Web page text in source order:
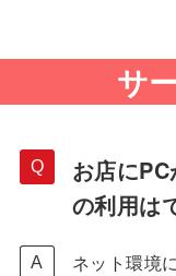
サ
お店に
の利用は
ネット環境